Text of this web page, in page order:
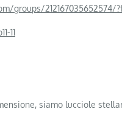
groups/212167035652574/
11
siamo lucciole